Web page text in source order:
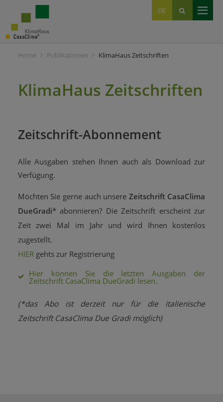
DE
IT
EN
Home Publikationen KlimaHaus Zeitschriften
KlimaHaus Zeitschriften
Zeitschrift-Abonnement
Alle Ausgaben stehen Ihnen auch als Download zur
Verfügung.
Möchten Sie gerne auch unsere Zeitschrift CasaClima
DueGradi* abonnieren? Die Zeitschrift erscheint zur
Zeit zwei Mal im Jahr und wird Ihnen kostenlos
zugestellt.
HIERgehts zur Registrierung
Hier können Sie die letzten Ausgaben der
Zeitschrift CasaClima DueGradi lesen.
(*das Abo ist derzeit nur für die italienische
Zeitschrift CasaClima Due Gradi möglich)